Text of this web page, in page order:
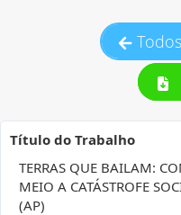
Título do Trabalho
TERRAS QUE BAILAM:
MEIO A CATÁSTROFE
(AP)